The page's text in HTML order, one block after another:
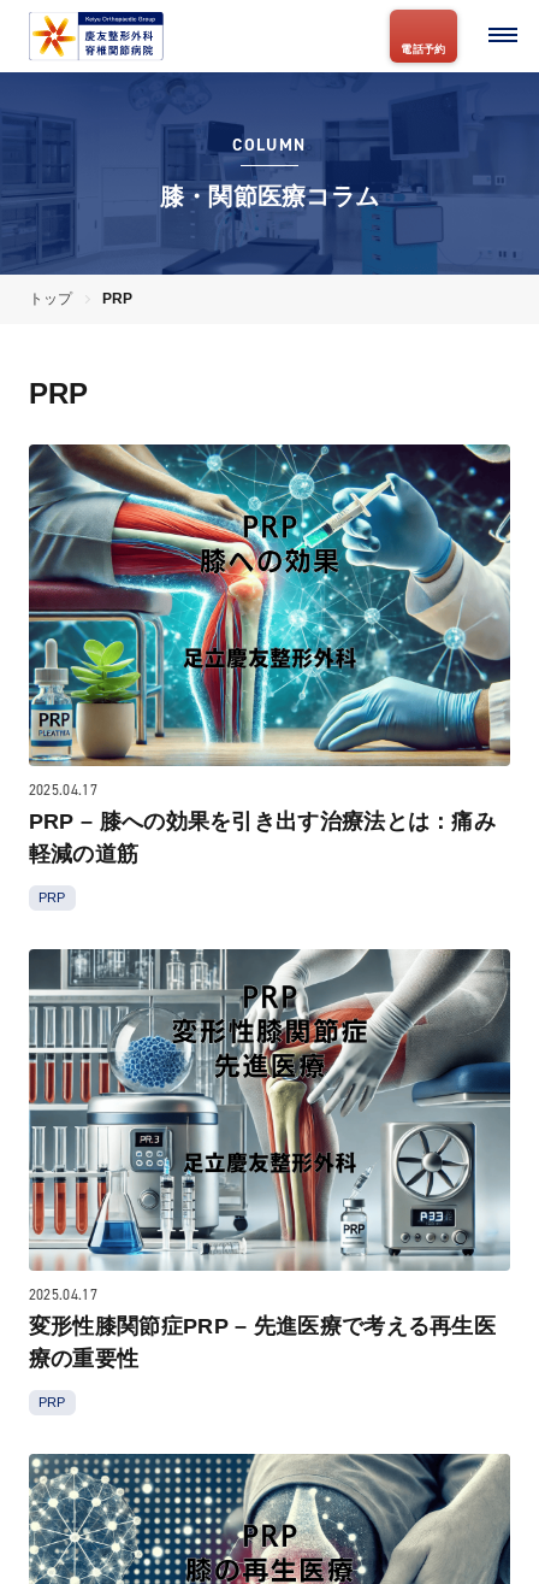
電話予約
COLUMN
膝・関節医療コラム
トップ PRP
PRP
2025.04.17
PRP – 膝への効果を引き出す治療法とは：痛み
軽減の道筋
PRP
2025.04.17
変形性膝関節症PRP – 先進医療で考える再生医
療の重要性
PRP